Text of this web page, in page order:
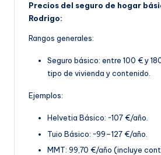
Precios del seguro de hogar
Rodrigo:
Rangos generales:
Seguro básico: entre 100 € y
tipo de vivienda y contenido.
Ejemplos:
Helvetia Básico: ~107 €/año.
Tuio Básico: ~99–127 €/año.
MMT: 99,70 €/año (incluye